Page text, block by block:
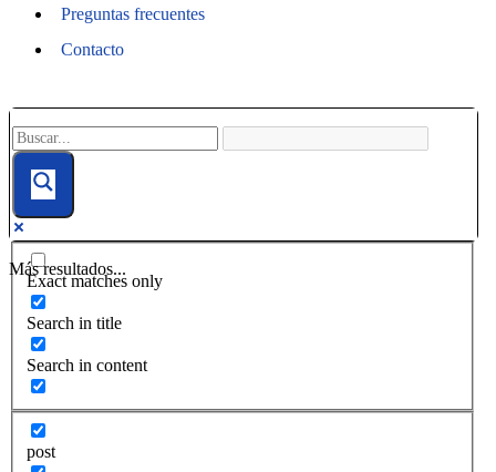
Preguntas frecuentes
Contacto
Más resultados...
Exact matches only
Search in title
Search in content
post